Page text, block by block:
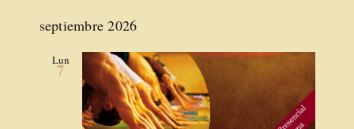
septiembre 2026
Lun
7